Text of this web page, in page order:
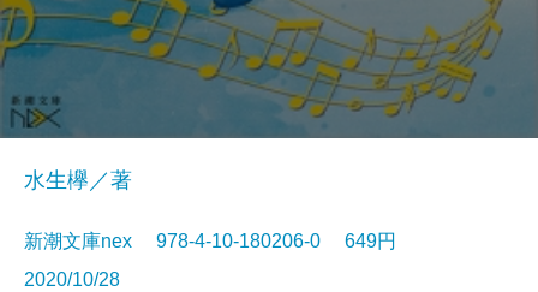
水生欅／著
新潮文庫nex 978-4-10-180206-0 649円
2020/10/28